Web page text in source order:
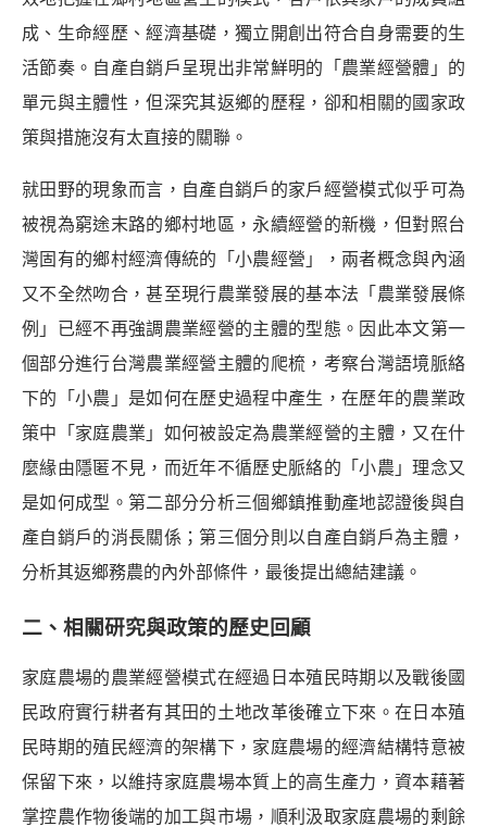
成、生命經歷、經濟基礎，獨立開創出符合自身需要的生
活節奏。自產自銷戶呈現出非常鮮明的「農業經營體」的
單元與主體性，但深究其返鄉的歷程，卻和相關的國家政
策與措施沒有太直接的關聯。
就田野的現象而言，自產自銷戶的家戶經營模式似乎可為
被視為窮途末路的鄉村地區，永續經營的新機，但對照台
灣固有的鄉村經濟傳統的「小農經營」，兩者概念與內涵
又不全然吻合，甚至現行農業發展的基本法「農業發展條
例」已經不再強調農業經營的主體的型態。因此本文第一
個部分進行台灣農業經營主體的爬梳，考察台灣語境脈絡
下的「小農」是如何在歷史過程中產生，在歷年的農業政
策中「家庭農業」如何被設定為農業經營的主體，又在什
麼緣由隱匿不見，而近年不循歷史脈絡的「小農」理念又
是如何成型。第二部分分析三個鄉鎮推動產地認證後與自
產自銷戶的消長關係；第三個分則以自產自銷戶為主體，
分析其返鄉務農的內外部條件，最後提出總結建議。
二、相關研究與政策的歷史回顧
家庭農場的農業經營模式在經過日本殖民時期以及戰後國
民政府實行耕者有其田的土地改革後確立下來。在日本殖
民時期的殖民經濟的架構下，家庭農場的經濟結構特意被
保留下來，以維持家庭農場本質上的高生產力，資本藉著
掌控農作物後端的加工與市場，順利汲取家庭農場的剩餘